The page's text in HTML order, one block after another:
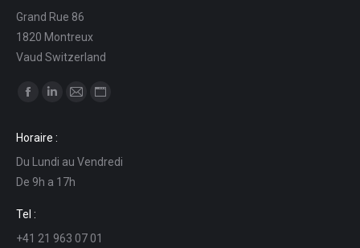
Grand Rue 86
1820 Montreux
Vaud Switzerland
Find us on:
opens
in
new
window
opens
in
new
in
in
Horaire :
Du Lundi au Vendredi
De 9h a 17h
Tel :
+41 21 963 07 01